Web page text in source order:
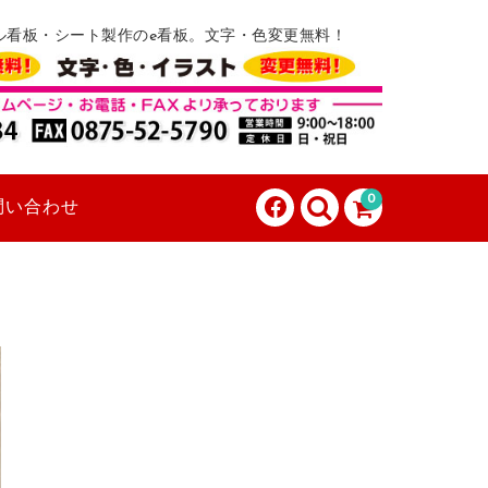
板・シート製作のe看板。文字・色変更無料！
0
い合わせ